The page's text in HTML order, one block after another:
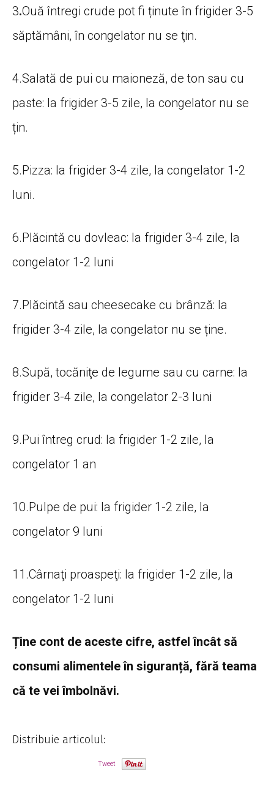
3.Ouă întregi crude pot fi ținute în frigider 3-5
săptămâni, în congelator nu se ţin.
4.Salată de pui cu maioneză, de ton sau cu
paste: la frigider 3-5 zile, la congelator nu se
țin.
5.Pizza: la frigider 3-4 zile, la congelator 1-2
luni.
6.Plăcintă cu dovleac: la frigider 3-4 zile, la
congelator 1-2 luni
7.Plăcintă sau cheesecake cu brânză: la
frigider 3-4 zile, la congelator nu se ține.
8.Supă, tocăniţe de legume sau cu carne: la
frigider 3-4 zile, la congelator 2-3 luni
9.Pui întreg crud: la frigider 1-2 zile, la
congelator 1 an
10.Pulpe de pui: la frigider 1-2 zile, la
congelator 9 luni
11.Cârnaţi proaspeţi: la frigider 1-2 zile, la
congelator 1-2 luni
Ține cont de aceste cifre, astfel încât să
consumi alimentele în siguranță, fără teama
că te vei îmbolnăvi.
Distribuie articolul:
Tweet